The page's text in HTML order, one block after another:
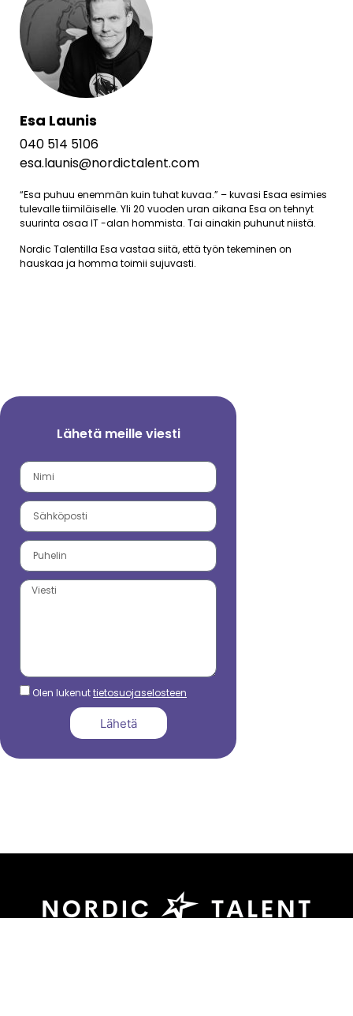
Esa Launis
040 514 5106
esa.launis@nordictalent.com
“Esa puhuu enemmän kuin tuhat kuvaa.” – kuvasi Esaa esimies
tulevalle tiimiläiselle. Yli 20 vuoden uran aikana Esa on tehnyt
suurinta osaa IT -alan hommista. Tai ainakin puhunut niistä.
Nordic Talentilla Esa vastaa siitä, että työn tekeminen on
hauskaa ja homma toimii sujuvasti.
Lähetä meille viesti
Olen lukenuttietosuojaselosteen
Lähetä